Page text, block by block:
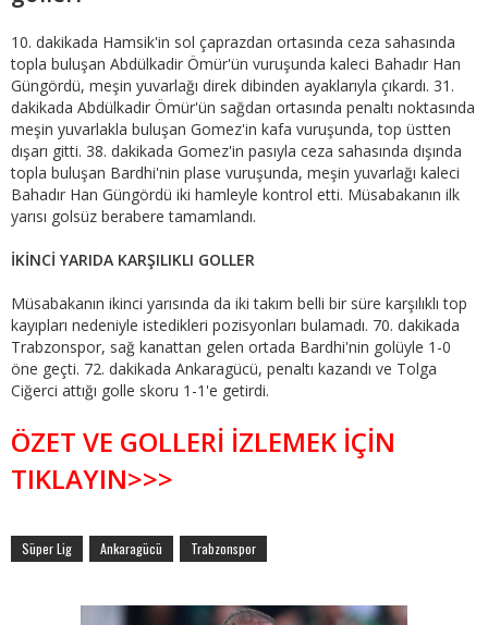
10. dakikada Hamsik'in sol çaprazdan ortasında ceza sahasında
topla buluşan Abdülkadir Ömür'ün vuruşunda kaleci Bahadır Han
Güngördü, meşin yuvarlağı direk dibinden ayaklarıyla çıkardı. 31.
dakikada Abdülkadir Ömür'ün sağdan ortasında penaltı noktasında
meşin yuvarlakla buluşan Gomez'in kafa vuruşunda, top üstten
dışarı gitti. 38. dakikada Gomez'in pasıyla ceza sahasında dışında
topla buluşan Bardhi'nin plase vuruşunda, meşin yuvarlağı kaleci
Bahadır Han Güngördü iki hamleyle kontrol etti. Müsabakanın ilk
yarısı golsüz berabere tamamlandı.
İKİNCİ YARIDA KARŞILIKLI GOLLER
Müsabakanın ikinci yarısında da iki takım belli bir süre karşılıklı top
kayıpları nedeniyle istedikleri pozisyonları bulamadı. 70. dakikada
Trabzonspor, sağ kanattan gelen ortada Bardhi'nin golüyle 1-0
öne geçti. 72. dakikada Ankaragücü, penaltı kazandı ve Tolga
Ciğerci attığı golle skoru 1-1'e getirdi.
ÖZET VE GOLLERİ İZLEMEK İÇİN
TIKLAYIN>>>
Süper Lig Ankaragücü Trabzonspor